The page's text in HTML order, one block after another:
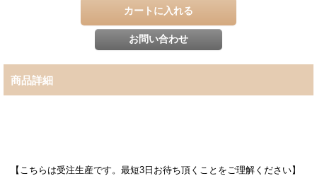
商品詳細
【こちらは受注生産です。最短3日お待ち頂くことをご理解ください】